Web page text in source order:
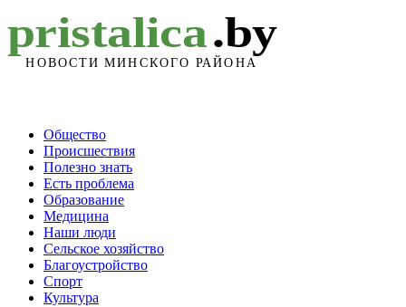
Общество
Происшествия
Полезно знать
Есть проблема
Образование
Медицина
Наши люди
Сельское хозяйство
Благоустройство
Спорт
Культура